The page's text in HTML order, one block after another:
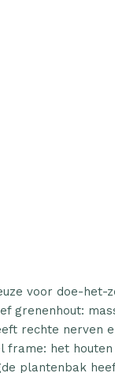
voor doe-het-
grenenhout:
rechte nerven
frame: het
plantenbak